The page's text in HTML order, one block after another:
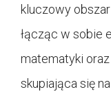
kluczowy
łącząc w sobie
matematyki
skupiająca się